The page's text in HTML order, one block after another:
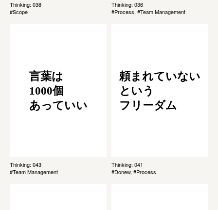
Thinking: 038
#Scope
Thinking: 036
#Process, #Team Management
言葉は
1000個
あっていい
Thinking: 043
#Team Management
頼まれていない
という
フリーダム
Thinking: 041
#Donew, #Process